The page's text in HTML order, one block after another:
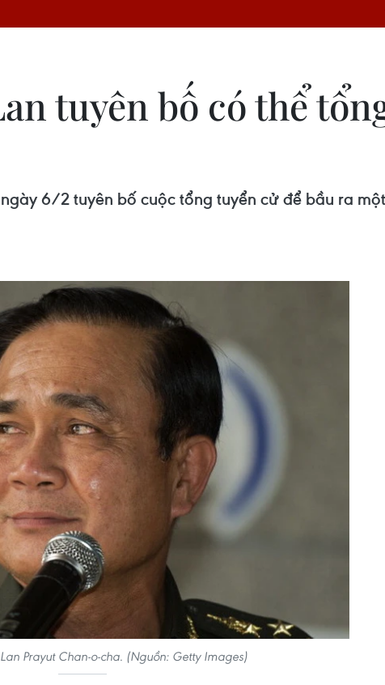
tuyên bố có thể
6/2 tuyên bố cuộc tổng tuyển cử để bầu ra
Prayut Chan-o-cha. (Nguồn: Getty Images)